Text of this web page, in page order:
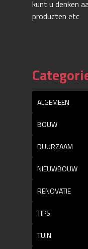
kunt u denken
producten etc
ALGEMEEN
BOUW
DUURZAAM
NIEUWBOUW
RENOVATIE
TIPS
TUIN